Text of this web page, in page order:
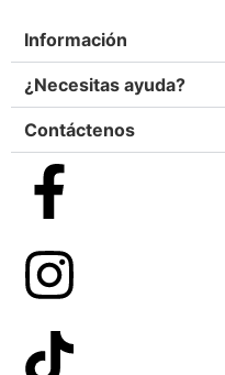
Información
¿Necesitas ayuda?
Contáctenos